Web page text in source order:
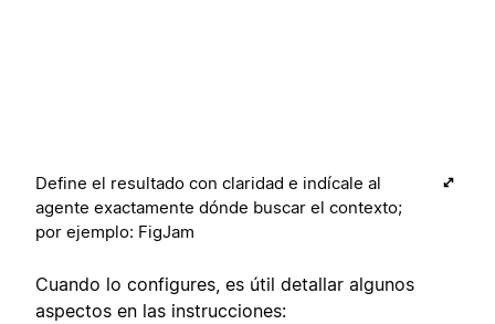
Define el resultado con claridad e indícale al
agente exactamente dónde buscar el contexto;
por ejemplo: FigJam
Cuando lo configures, es útil detallar algunos
aspectos en las instrucciones: